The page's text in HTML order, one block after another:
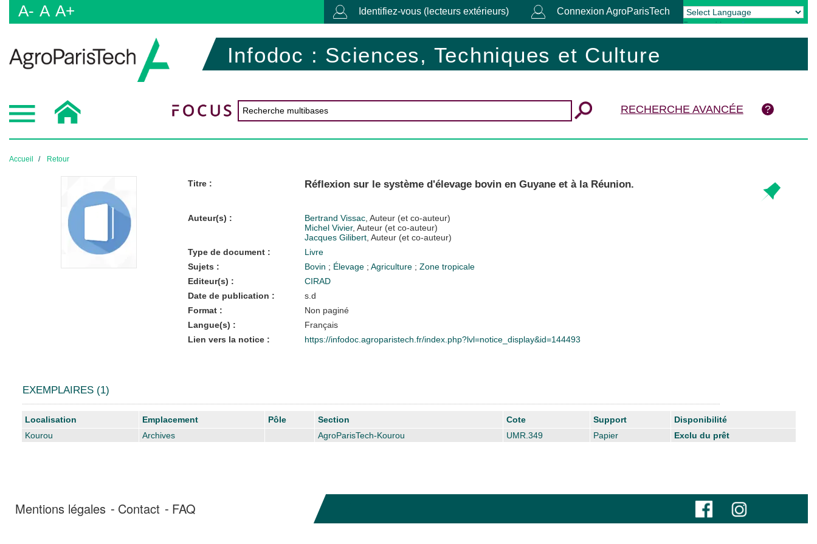
A- A A+ Identifiez-vous (lecteurs extérieurs) Connexion AgroParisTech
Powered by Translate
Infodoc : Sciences, Techniques et Culture
RECHERCHE AVANCÉE
Accueil Retour
Titre : Réflexion sur le système d'élevage bovin en Guyane et à la Réunion.
Auteur(s) : Bertrand Vissac, Auteur (et co-auteur)
Michel Vivier, Auteur (et co-auteur)
Jacques Gilibert, Auteur (et co-auteur)
Type de document :
Livre
Sujets :
Bovin ; Élevage ; Agriculture ; Zone tropicale
Editeur(s) :
CIRAD
Date de publication :
s.d
Format :
Non paginé
Langue(s) :
Français
Lien vers la notice :
https://infodoc.agroparistech.fr/index.php?lvl=notice_display&id=144493
EXEMPLAIRES (1)
Liste des exemplaires
Localisation Emplacement Pôle Section Cote Support
Disponibilité
Kourou
Archives AgroParisTech-Kourou UMR.349 Papier Exclu du prêt
Mentions légales Contact FAQ